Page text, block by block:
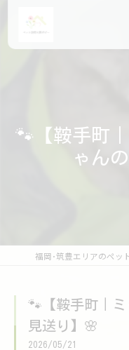
🐾【鞍手町
ゃん
🐾【鞍手町｜
見送り】🌸
2026/05/21